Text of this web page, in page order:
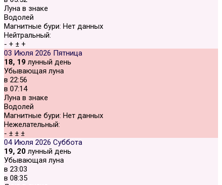
Луна в знаке
Водолей
Магнитные бури: Нет данных
Нейтральный:
- + ± +
03 Июля 2026 Пятница
18, 19 лунный день
Убывающая луна
в 22:56
в 07:14
Луна в знаке
Водолей
Магнитные бури: Нет данных
Нежелательный:
- ± ± ±
04 Июля 2026 Суббота
19, 20 лунный день
Убывающая луна
в 23:03
в 08:35